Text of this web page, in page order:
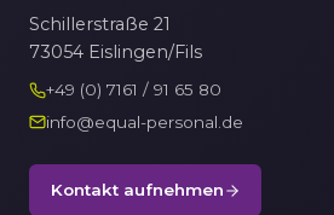
Schillerstraße 21
73054 Eislingen/Fils
+49 (0) 7161 / 91 65 80
info@equal-personal.de
Kontakt aufnehmen